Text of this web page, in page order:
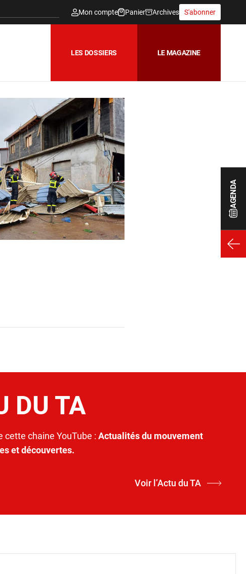
AGENDA
Mon compte Panier Archives S'abonner
LES DOSSIERS LE MAGAZINE
DU TA
cette chaine YouTube : Actualités du mouvement
et découvertes.
Voir l’Actu du TA